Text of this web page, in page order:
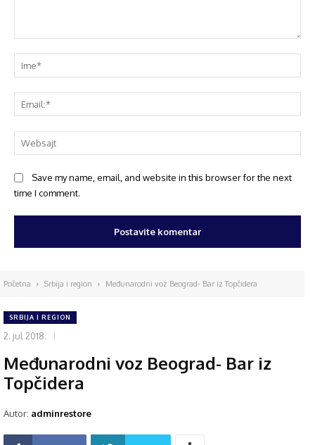
Save my name, email, and website in this browser for the next
time I comment.